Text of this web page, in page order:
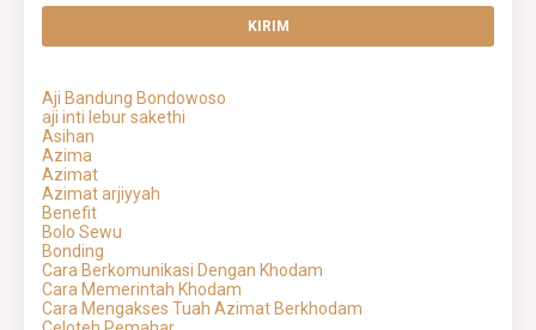
Aji Bandung Bondowoso
aji inti lebur sakethi
Asihan
Azima
Azimat
Azimat arjiyyah
Benefit
Bolo Sewu
Bonding
Cara Berkomunikasi Dengan Khodam
Cara Memerintah Khodam
Cara Mengakses Tuah Azimat Berkhodam